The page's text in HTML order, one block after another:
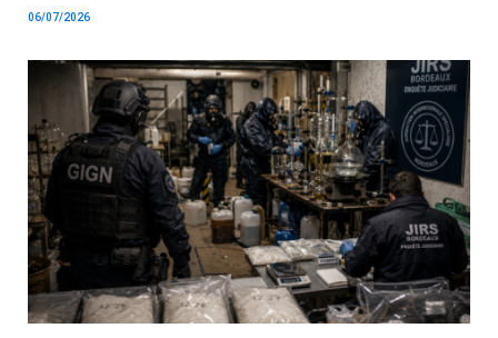
06/07/2026